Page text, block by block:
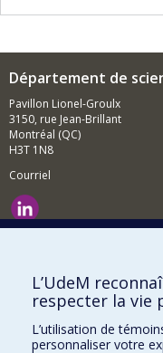
Département de
Pavillon Lionel-Groulx
3150, rue Jean-Brillant
Montréal (QC)
H3T 1N8
Courriel
Comment soutenir le
BESOIN D'AIDE?
Plan du site
L’UdeM
respecter la vie
L’utilisation de
personnaliser votre